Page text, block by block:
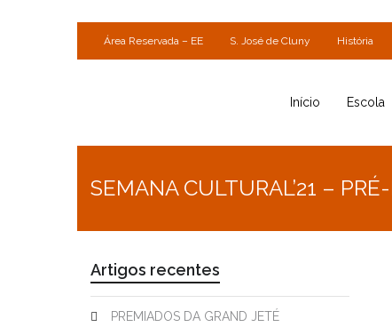
Área Reservada – EE S. José de Cluny História
Início Escola
SEMANA CULTURAL’21 –
Artigos recentes
PREMIADOS DA GRAND JETÉ